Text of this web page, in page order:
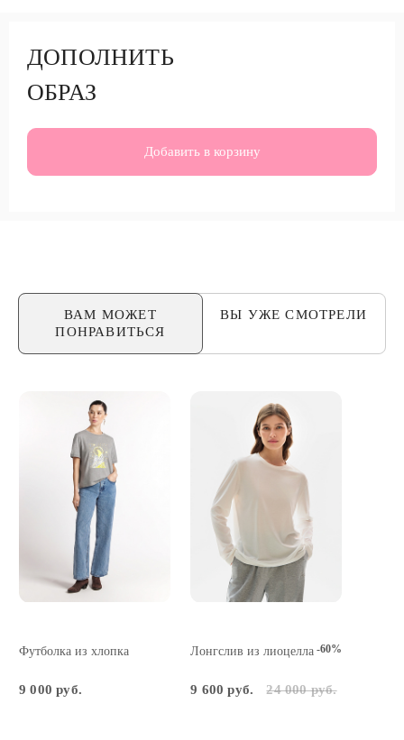
ДОПОЛНИТЬ
ОБРАЗ
Добавить в корзину
ВАМ МОЖЕТ
ПОНРАВИТЬСЯ
ВЫ УЖЕСМОТРЕЛИ
Футболка из хлопка
9 000 руб.
Лонгслив из лиоцелла -60%
9 600 руб. 24 000 руб.